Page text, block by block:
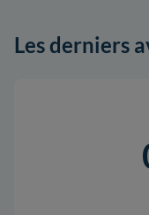
Les derniers